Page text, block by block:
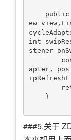
ew
int
stener
apter,
###5.关于